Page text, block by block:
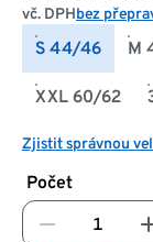
vč. DPHbez
S 44/46 M
XXL 60/62
Zjistit správnou
Počet